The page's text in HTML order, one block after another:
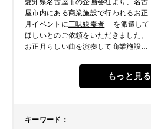
愛知県名古屋市の企画会社より、名古
屋市内にある商業施設で行われるお正
月イベントに三味線奏者
を派遣して
ほしいとのご依頼をいただきました。
お正月らしい曲を演奏して商業施設内
もっと見る
キーワード ：